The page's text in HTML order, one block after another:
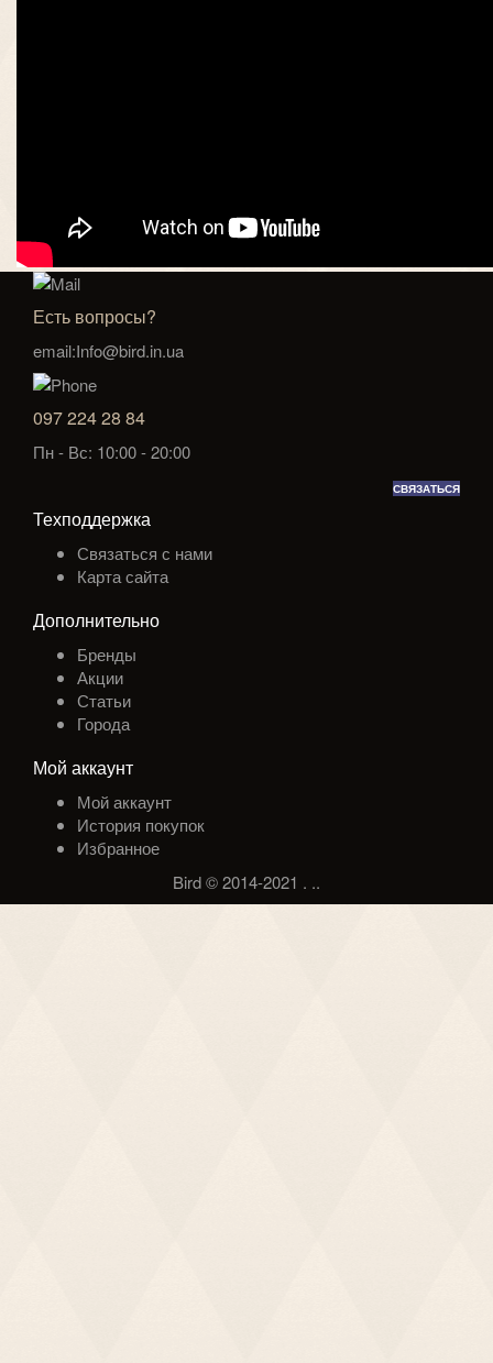
Есть вопросы?
email:Info@bird.in.ua
097 224 28 84
Пн - Вс: 10:00 - 20:00
СВЯЗАТЬСЯ
Техподдержка
Связаться с нами
Карта сайта
Дополнительно
Бренды
Акции
Статьи
Города
Мой аккаунт
Мой аккаунт
История покупок
Избранное
Bird © 2014-2021 . ..